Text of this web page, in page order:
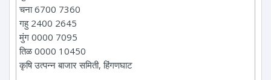
चना 6700 7360
गहु 2400 2645
मुंग 0000 7095
तिळ 0000 10450
कृषि उत्पन्न बाजार समिती, हिंगणघाट